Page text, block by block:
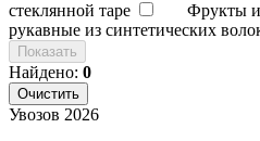
стеклянной таре
Фрукты
рукавные из синтетических
Показать
Найдено: 0
Очистить
Увозов 2026